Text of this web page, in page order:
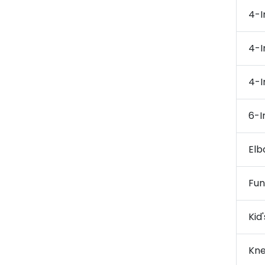
4-
4-
4-
6-